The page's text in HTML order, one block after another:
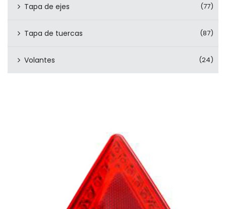
Tapa de ejes (77)
Tapa de tuercas (87)
Volantes (24)